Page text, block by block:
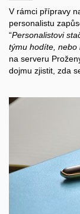
V rámci přípravy
personalistu
“Personalistovi
týmu hodíte, nebo
na serveru
dojmu zjistit, zda